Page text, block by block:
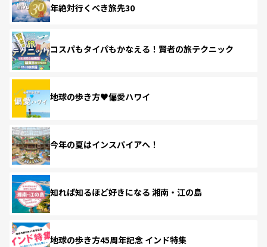
年絶対行くべき旅先30
コスパもタイパもかなえる！賢者の旅テクニック
地球の歩き方♥偏愛ハワイ
今年の夏はインスパイアへ！
知れば知るほど好きになる 湘南・江の島
地球の歩き方45周年記念 インド特集